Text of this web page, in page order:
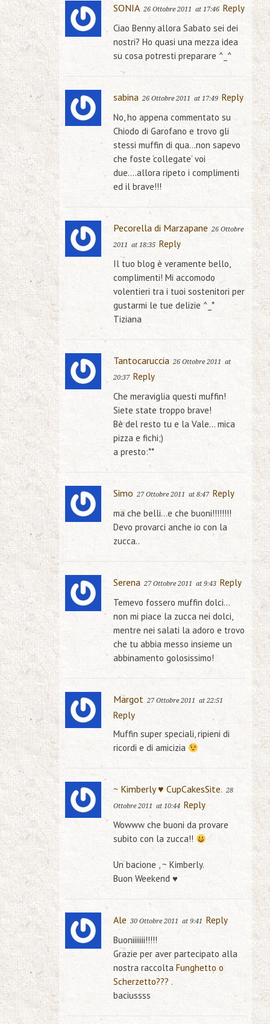
SONIA 26 Ottobre 2011 at 17:46 Reply
Ciao Benny allora Sabato sei dei
nostri? Ho quasi una mezza idea
su cosa potresti preparare ^_^
sabina 26 Ottobre 2011 at 17:49 Reply
No, ho appena commentato su
Chiodo di Garofano e trovo gli
stessi muffin di qua…non sapevo
che foste ‘collegate’ voi
due….allora ripeto i complimenti
ed il brave!!!
Pecorella di Marzapane 26 Ottobre
2011 at 18:35 Reply
Il tuo blog è veramente bello,
complimenti! Mi accomodo
volentieri tra i tuoi sostenitori per
gustarmi le tue delizie ^_*
Tiziana
Tantocaruccia 26 Ottobre 2011 at
20:37 Reply
Che meraviglia questi muffin!
Siete state troppo brave!
Bè del resto tu e la Vale… mica
pizza e fichi;)
a presto:**
Simo 27 Ottobre 2011 at 8:47 Reply
ma che belli…e che buoni!!!!!!!!
Devo provarci anche io con la
zucca..
Serena 27 Ottobre 2011 at 9:43 Reply
Temevo fossero muffin dolci…
non mi piace la zucca nei dolci,
mentre nei salati la adoro e trovo
che tu abbia messo insieme un
abbinamento golosissimo!
Margot 27 Ottobre 2011 at 22:51
Reply
Muffin super speciali, ripieni di
ricordi e di amicizia
~ Kimberly ♥ CupCakesSite. 28
Ottobre 2011 at 10:44 Reply
Wowww che buoni da provare
subito con la zucca!!
Un bacione , ~ Kimberly.
Buon Weekend ♥
Ale 30 Ottobre 2011 at 9:41 Reply
Buoniiiiiii!!!!!
Grazie per aver partecipato alla
nostra raccolta Funghetto o
Scherzetto??? .
baciussss